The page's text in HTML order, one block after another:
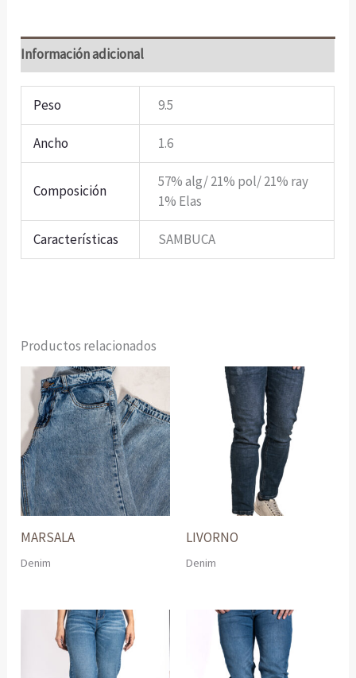
Información adicional
Peso 9.5
Ancho 1.6
Composición
57% alg/ 21% pol/ 21% ray
1% Elas
Características SAMBUCA
Productos relacionados
MARSALA
Denim
LIVORNO
Denim